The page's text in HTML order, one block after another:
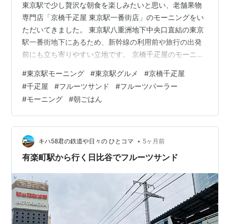
東京駅で少し贅沢な朝食を楽しみたいと思い、老舗果物
専門店「京橋千疋屋 東京駅一番街店」のモーニングをい
ただいてきました。 東京駅八重洲地下中央口直結の東京
駅一番街地下にあるため、新幹線の利用前や旅行の出発
前にも立ち寄りやすい立地です。 京橋千疋屋のモーニン
ーツワッフル、季節のフルーツ、ドリンクがセットにな
った『モーニングプレート（税込1,870円）』を楽しむこ
とができます。 果物専門店ならではのフレッシュなフル
ーツを朝から味わえる、少し特別なモーニングでした。
店舗情報 店名：京橋千疋屋 東京駅一番街店 住所：東京
都千代田区丸の内1-9-1…
#東京駅モーニング #東京駅グルメ #京橋千疋屋
#千疋屋 #フルーツサンド #フルーツパーラー
#モーニング #朝ごはん
キハ58君の鉄道や日々の ひとコマ • 5ヶ月前
有楽町駅から行く日比谷でフルーツサンド